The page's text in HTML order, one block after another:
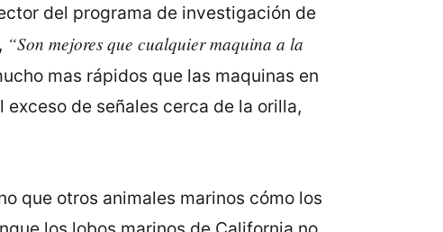
del programa de investigación de
, “Son mejores que cualquier maquina a la
mas rápidos que las maquinas en
de señales cerca de la orilla,
que otros animales marinos cómo los